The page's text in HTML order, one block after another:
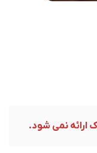
ارائه نمی شود.